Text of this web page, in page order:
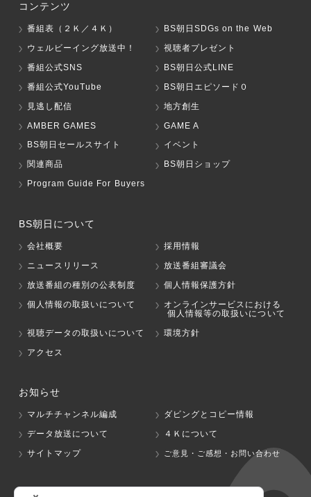
コンテンツ
番組表（２Ｋ／４Ｋ）
BS朝日SDGs on the Web
ウェルビーイング放送中！
視聴者プレゼント
番組公式SNS
BS朝日公式LINE
番組公式YouTube
BS朝日エピソード０
見逃し配信
地方創生
AMBER GAMES
GAME A
BS朝日セールスサイト
イベント
関連商品
BS朝日ショップ
Program Guide For Buyers
BS朝日について
会社概要
採用情報
ニュースリリース
放送番組審議会
放送番組の種別の公表制度
個人情報保護方針
個人情報の取扱いについて
オンラインサービスにおける
個人情報等の取扱いについて
視聴データの取扱いについて
環境方針
アクセス
お知らせ
マルチチャンネル編成
ダビングとコピー情報
データ放送について
４Ｋについて
サイトマップ
ご意見・ご感想・お問い合わせ
グループ会社